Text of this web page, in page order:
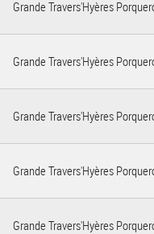
Grande Travers'Hyères
Grande Travers'Hyères
Grande Travers'Hyères
Grande Travers'Hyères
Grande Travers'Hyères